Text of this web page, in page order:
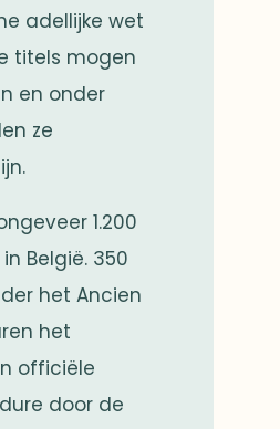
adellijke wet
titels mogen
en onder
ze
1.200
België. 350
het Ancien
het
officiële
door de